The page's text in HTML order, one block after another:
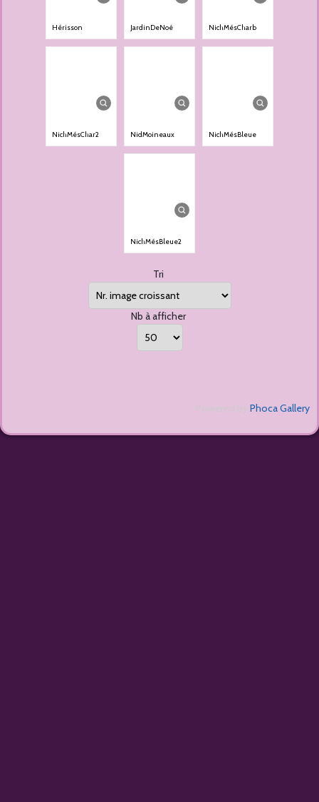
Hérisson JardinDeNoé NichMésCharb
NichMésChar2 NidMoineaux NichMésBleue
NichMésBleue2
Tri
Nb à afficher
Powered by Phoca Gallery